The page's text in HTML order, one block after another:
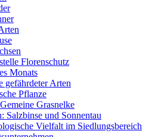
Florenschutz
Monats
gefährdeter Arten
Pflanze
Grasnelke
Salzbinse und Sonnentau
Vielfalt im Siedlungsbereich